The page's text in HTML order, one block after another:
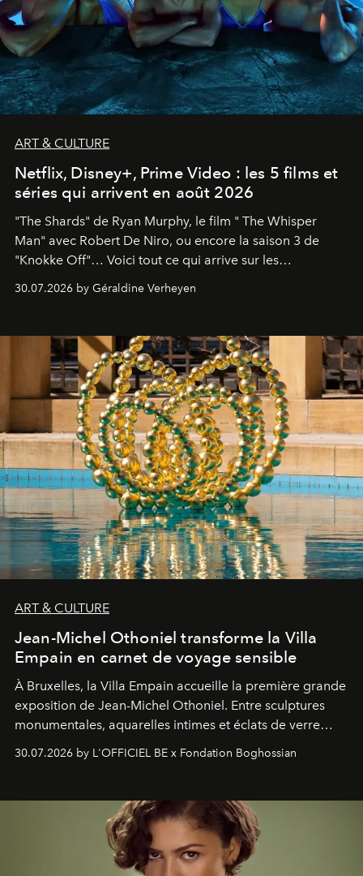
ART & CULTURE
Netflix, Disney+, Prime Video : les 5 films et
séries qui arrivent en août 2026
"The Shards" de Ryan Murphy, le film " The Whisper
Man" avec Robert De Niro, ou encore la saison 3 de
"Knokke Off"… Voici tout ce qui arrive sur les
plateformes de streaming en août 2026.
30.07.2026 by Géraldine Verheyen
ART & CULTURE
Jean-Michel Othoniel transforme la Villa
Empain en carnet de voyage sensible
À Bruxelles, la Villa Empain accueille la première grande
exposition de Jean-Michel Othoniel. Entre sculptures
monumentales, aquarelles intimes et éclats de verre
soufflé, l’artiste français compose un itinéraire
émotionnel où chaque œuvre devient le souvenir
émerveillement.
30.07.2026 by L'OFFICIEL BE x Fondation Boghossian